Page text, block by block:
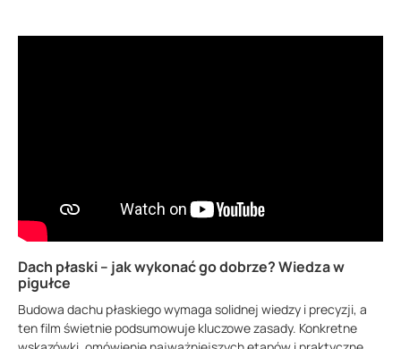
Dach płaski – jak wykonać go dobrze? Wiedza w
pigułce
Budowa dachu płaskiego wymaga solidnej wiedzy i precyzji, a
ten film świetnie podsumowuje kluczowe zasady. Konkretne